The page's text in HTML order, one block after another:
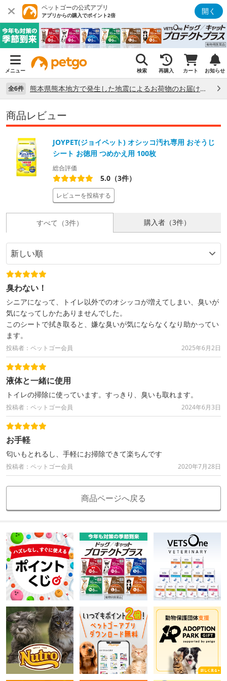
ペットゴーの公式アプリ
アプリからの購入でポイント2倍 開く
メニュー 検索 再購入 カート お知らせ
全6件 熊本県熊本地方で発生した地震によるお荷物のお届け状況について （7/28）
商品レビュー
JOYPET(ジョイペット) オシッコ汚れ専用 おそうじ
シート お徳用 つめかえ用 100枚
総合評価
5.0（3件）
レビューを投稿する
すべて（3件） 購入者（3件）
臭わない！
シニアになって、トイレ以外でのオシッコが増えてしまい、臭いが
気になってしかたありませんでした。
このシートで拭き取ると、嫌な臭いが気にならなくなり助かってい
ます。
投稿者：ペットゴー会員 2025年6月2日
液体と一緒に使用
トイレの掃除に使っています。すっきり、臭いも取れます。
投稿者：ペットゴー会員 2024年6月3日
お手軽
匂いもとれるし、手軽にお掃除できて楽ちんです
投稿者：ペットゴー会員 2020年7月28日
商品ページへ戻る